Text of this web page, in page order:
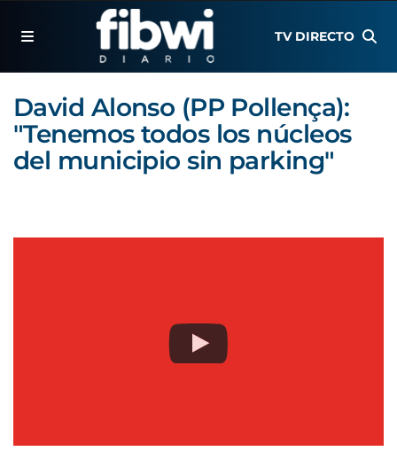
TV DIRECTO
David Alonso (PP Pollença):
"Tenemos todos los núcleos
del municipio sin parking"